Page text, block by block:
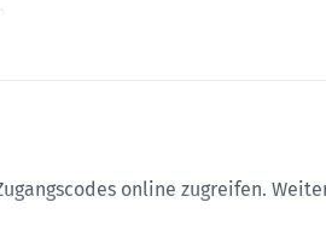
online zugreifen.